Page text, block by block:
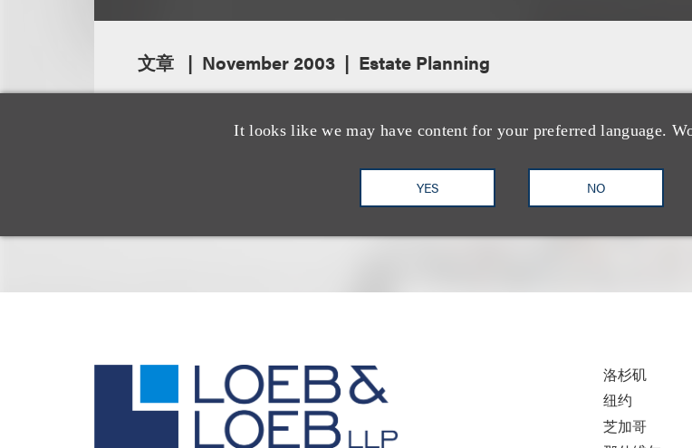
It looks like we may have content for your preferred language.
YES NO
文章 November 2003 Estate Planning
洛杉矶
纽约
芝加哥